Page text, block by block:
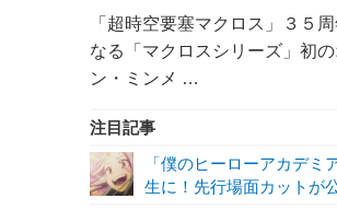
「超時空要塞マクロス」３５
なる「マクロスシリーズ」初
ン・ミンメ …
注目記事
「僕のヒーローアカデ
生に！先行場面カットが